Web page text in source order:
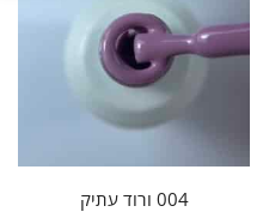
004 ורוד עתיק